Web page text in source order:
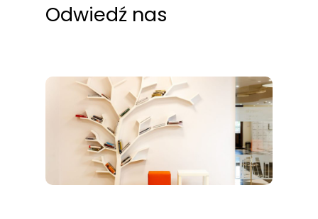
Odwiedź nas